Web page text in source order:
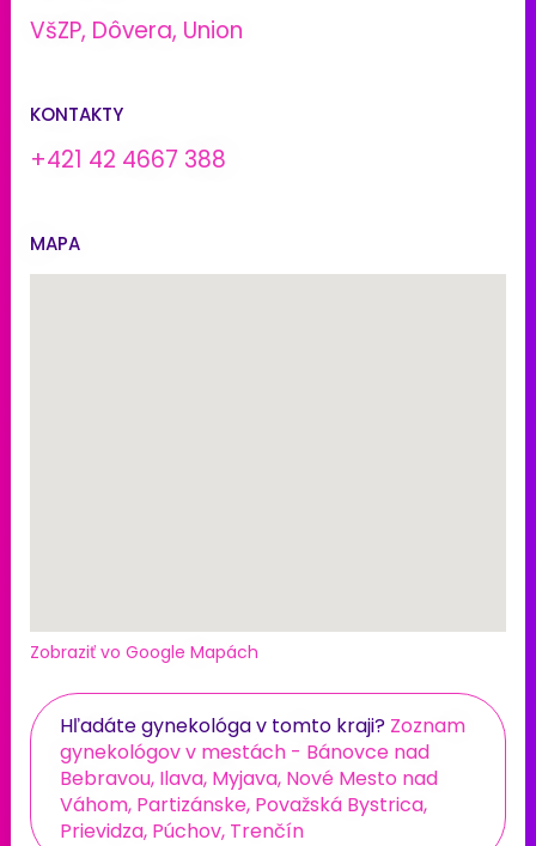
VšZP, Dôvera, Union
KONTAKTY
+421 42 4667 388
MAPA
Zobraziť vo Google Mapách
Hľadáte gynekológa v tomto kraji? Zoznam
gynekológov v mestách - Bánovce nad
Bebravou, Ilava, Myjava, Nové Mesto nad
Váhom, Partizánske, Považská Bystrica,
Prievidza, Púchov, Trenčín